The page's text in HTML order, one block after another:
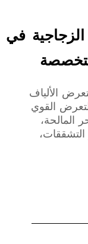
الزجاجية في
الألياف
القوي
المالحة،